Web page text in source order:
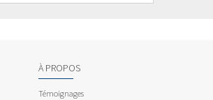
À PROPOS
Témoignages